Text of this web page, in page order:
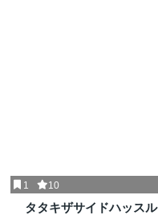
1 10
タタキザサイドハッスル